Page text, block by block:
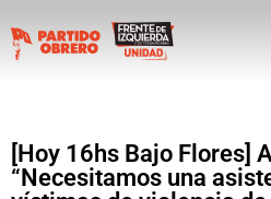
[Hoy 16hs Bajo Flores]
“Necesitamos una